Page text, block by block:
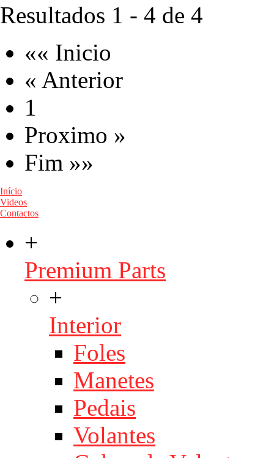
Resultados 1 - 4 de 4
«« Inicio
« Anterior
1
Proximo »
Fim »»
Início
Videos
Contactos
+
Premium Parts
+
Interior
Foles
Manetes
Pedais
Volantes